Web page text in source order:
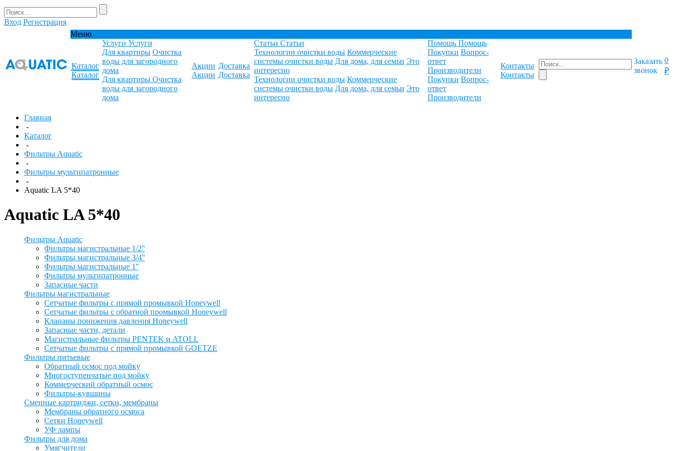
Вход Регистрация
Меню
Каталог
Каталог
Услуги Услуги
Для квартиры Очистка
воды для загородного
дома
Для квартиры Очистка
воды для загородного
дома
Акции
Акции
Доставка
Доставка
Статьи Статьи
Технологии очистки воды Коммерческие
системы очистки воды Для дома, для семьи Это
интересно
Технологии очистки воды Коммерческие
системы очистки воды Для дома, для семьи Это
интересно
Помощь Помощь
Покупки Вопрос-
ответ
Производители
Покупки Вопрос-
ответ
Производители
Контакты
Контакты
Заказать
звонок
0
₽
Главная
-
Каталог
-
Фильтры Aquatic
-
Фильтры мультипатронные
-
Aquatic LA 5*40
Aquatic LA 5*40
Фильтры Aquatic
Фильтры магистральные 1/2''
Фильтры магистральные 3/4''
Фильтры магистральные 1''
Фильтры мультипатронные
Запасные части
Фильтры магистральные
Сетчатые фильтры с прямой промывкой Honeywell
Сетчатые фильтры с обратной промывкой Honeywell
Клапаны понижения давления Honeywell
Запасные части, детали
Магистральные фильтры PENTEK и ATOLL
Сетчатые фильтры с прямой промывкой GOETZE
Фильтры питьевые
Обратный осмос под мойку
Многоступенчатые под мойку
Коммерческий обратный осмос
Фильтры-кувшины
Сменные картриджи, сетки, мембраны
Мембраны обратного осмоса
Сетки Honeywell
УФ лампы
Фильтры для дома
Умягчители